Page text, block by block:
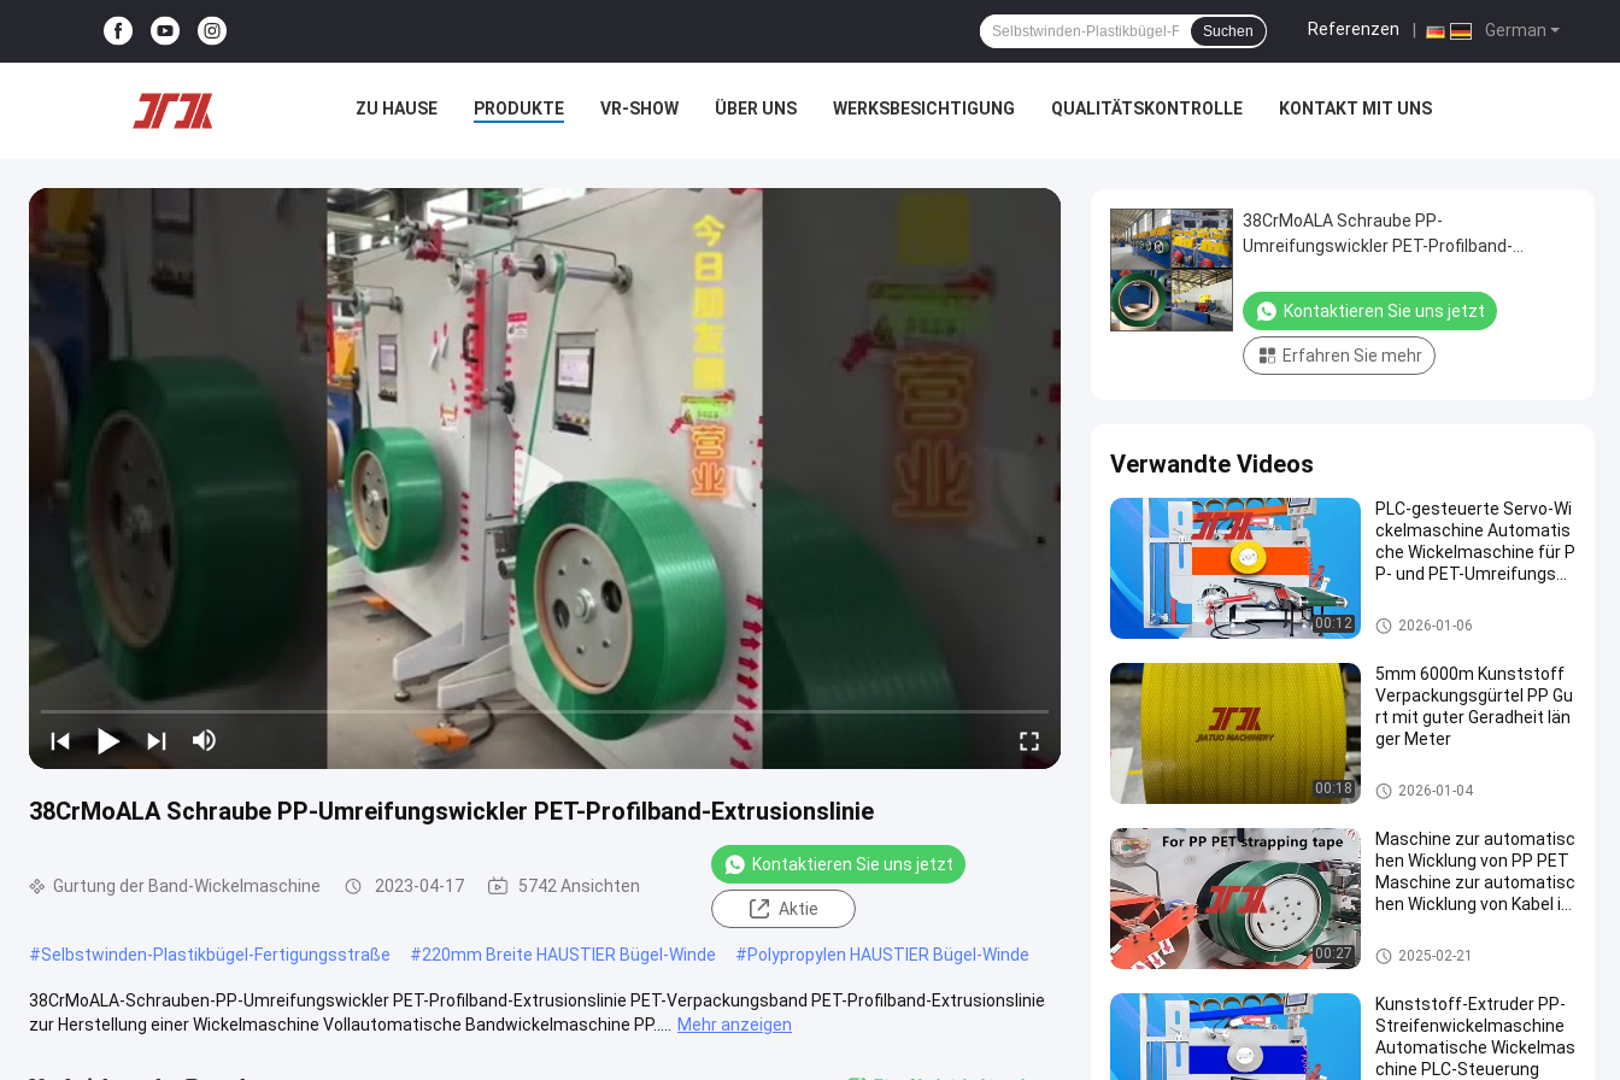
German
Referenzen
Suchen
ZU HAUSE PRODUKTE VR-SHOW ÜBER UNS WERKSBESICHTIGUNG QUALITÄTSKONTROLLE KONTAKT MIT UNS
38CrMoALA Schraube PP-Umreifungswickler PET-Profilband-Extrusionslinie
Gurtung der Band-Wickelmaschine 2023-04-17 5742 Ansichten
Kontaktieren Sie uns jetzt
Aktie
#Selbstwinden-Plastikbügel-Fertigungsstraße #220mm Breite HAUSTIER Bügel-Winde #Polypropylen HAUSTIER Bügel-Winde
38CrMoALA-Schrauben-PP-Umreifungswickler PET-Profilband-Extrusionslinie PET-Verpackungsband PET-Profilband-Extrusionslinie
zur Herstellung einer Wickelmaschine Vollautomatische Bandwickelmaschine PP.....
Mehr anzeigen
38CrMoALA Schraube PP-
Umreifungswickler PET-Profilband-
Kontaktieren Sie uns jetzt
Erfahren Sie mehr
Verwandte Videos
00:12
PLC-gesteuerte Servo-Wi
ckelmaschine Automatis
che Wickelmaschine für P
P- und PET-Umreifungsba
wechsel
Gurtung der Band-Wickelmasc
hine
2026-01-06
00:18
5mm 6000m Kunststoff
Verpackungsgürtel PP Gu
rt mit guter Geradheit län
ger Meter
PP-Verpackungsgürtel
2026-01-04
00:27
Maschine zur automatisc
hen Wicklung von PP PET
Maschine zur automatisc
hen Wicklung von Kabel in
Gurtung der Band-Wickelmasc
hine
2025-02-21
Kunststoff-Extruder PP-
Streifenwickelmaschine
Automatische Wickelmas
chine PLC-Steuerung